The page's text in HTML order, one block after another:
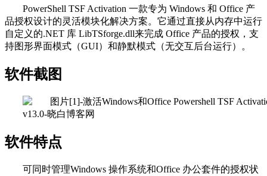
PowerShell TSF Activation 一款专为 Windows 和 Office 产
品授权设计的灵活模块化解决方案。它通过直接从内存中运行
自定义的.NET 库 LibTSforge.dll来完成 Office 产品的授权，支
持图形界面模式（GUI）和静默模式（无交互后台运行）。
软件截图
软件特点
可同时管理Windows 操作系统和Office 办公套件的授权状